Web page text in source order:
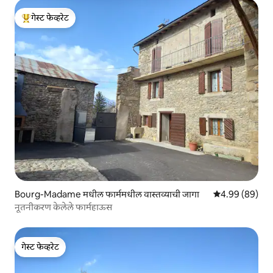
टॉप गेस्ट फेव्हरेट
गेस्ट फेव्हरेट
Bourg-Madame मधील फार्ममधील वास्तव्याची जागा 5 पैकी 4.99
4.99 (89)
नूतनीकरण केलेले फार्महाऊस
गेस्ट फेव्हरेट
गेस्ट फेव्हरेट